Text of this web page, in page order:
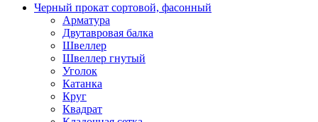
Черный прокат сортовой, фасонный
Арматура
Двутавровая балка
Швеллер
Швеллер гнутый
Уголок
Катанка
Круг
Квадрат